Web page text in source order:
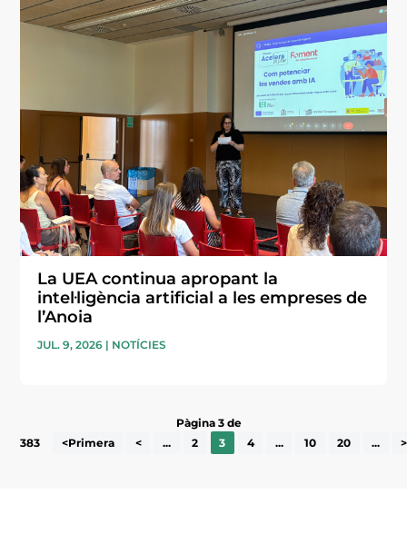
La UEA continua apropant la
intel·ligència artificial a les empreses de
l’Anoia
JUL. 9, 2026 | NOTÍCIES
Pàgina 3 de
383
<Primera < ... 2 3 4 ... 10 20 ... >